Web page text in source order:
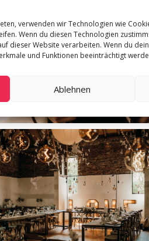
verwenden wir Technologien wie
Wenn du diesen Technologien
dieser Website verarbeiten. Wenn du
und Funktionen beeinträchtigt
Ablehnen